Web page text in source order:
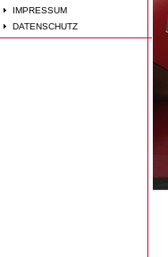
IMPRESSUM
DATENSCHUTZ